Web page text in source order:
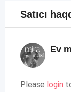
Satıcı
Ev
Please login